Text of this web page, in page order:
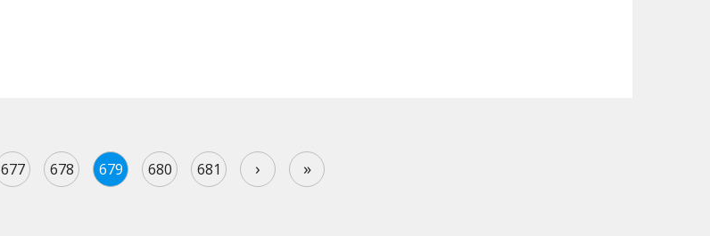
677 678 679 680 681 › »